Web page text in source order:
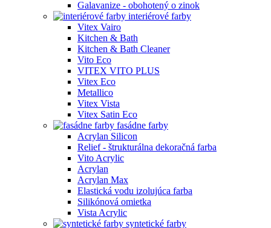
Galavanize - obohotený o zinok
interiérové farby
Vitex Vairo
Kitchen & Bath
Kitchen & Bath Cleaner
Vito Eco
VITEX VITO PLUS
Vitex Eco
Metallico
Vitex Vista
Vitex Satin Eco
fasádne farby
Acrylan Silicon
Relief - štrukturálna dekoračná farba
Vito Acrylic
Acrylan
Acrylan Max
Elastická vodu izolujúca farba
Silikónová omietka
Vista Acrylic
syntetické farby